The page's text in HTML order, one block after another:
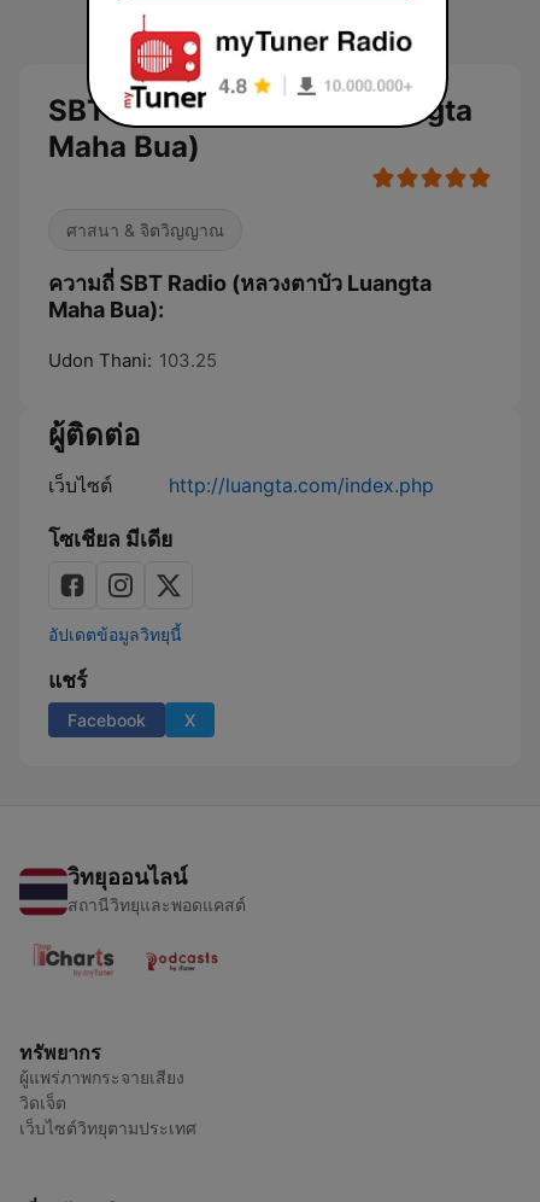
SBT Radio (หลวงตาบัว Luangta
Maha Bua)
ศาสนา & จิตวิญญาณ
ความถี่ SBT Radio (หลวงตาบัว Luangta
Maha Bua):
Udon Thani: 103.25
ผู้ติดต่อ
เว็บไซต์ http://luangta.com/index.php
โซเชียล มีเดีย
อัปเดตข้อมูลวิทยุนี้
แชร์
Facebook X
วิทยุออนไลน์
สถานีวิทยุและพอดแคสต์
ทรัพยากร
ผู้แพร่ภาพกระจายเสียง
วิดเจ็ต
เว็บไซต์วิทยุตามประเทศ